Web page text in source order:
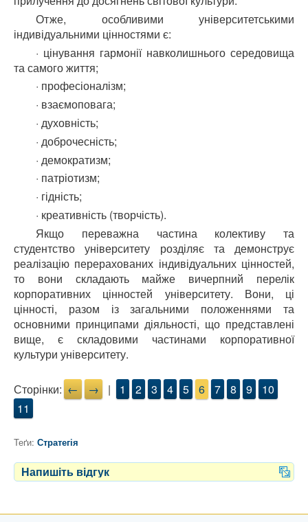
Отже, особливими університетськими
індивідуальними цінностями є:
· цінування гармонії навколишнього середовища
та самого життя;
· професіоналізм;
· взаємоповага;
· духовність;
· доброчесність;
· демократизм;
· патріотизм;
· гідність;
· креативність (творчість).
Якщо переважна частина колективу та
студентство університету розділяє та демонструє
реалізацію перерахованих індивідуальних цінностей,
то вони складають майже вичерпний перелік
корпоративних цінностей університету. Вони, ці
цінності, разом із загальними положеннями та
основними принципами діяльності, що представлені
вище, є складовими частинами корпоративної
культури університету.
Сторінки: ← → | 1 2 3 4 5 6 7 8 9
10
11
Теґи: Стратегія
Напишіть відгук